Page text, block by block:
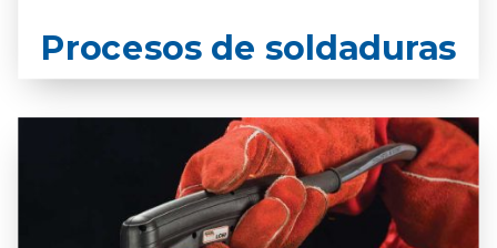
Procesos de soldaduras